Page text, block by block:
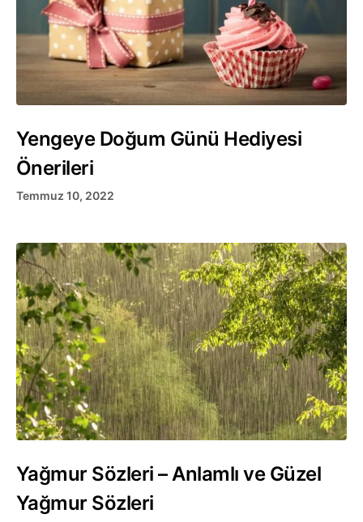
Yengeye Doğum Günü Hediyesi
Önerileri
Temmuz 10, 2022
Yağmur Sözleri – Anlamlı ve Güzel
Yağmur Sözleri